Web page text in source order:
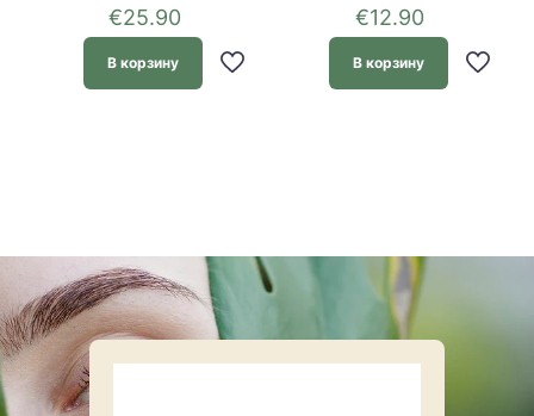
€25.90
В корзину
€12.90
В корзину